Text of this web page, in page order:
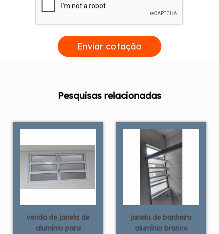
Enviar cotação
Pesquisas relacionadas
venda de janela de
alumínio para
janela de banheiro
alumínio branco